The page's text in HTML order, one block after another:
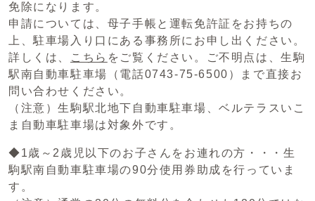
免除になります。
申請については、母子手帳と運転免許証をお持ちの
上、駐車場入り口にある事務所にお申し出ください。
詳しくは、
こちら をご覧ください。ご不明点は、生駒
駅南自動車駐車場（電話0743-75-6500）まで直接お
問い合わせください。
（注意）生駒駅北地下自動車駐車場、ベルテラスいこ
ま自動車駐車場は対象外です。
◆1歳～2歳児以下のお子さんをお連れの方・・・生
駒駅南自動車駐車場の90分使用券助成を行っていま
す。